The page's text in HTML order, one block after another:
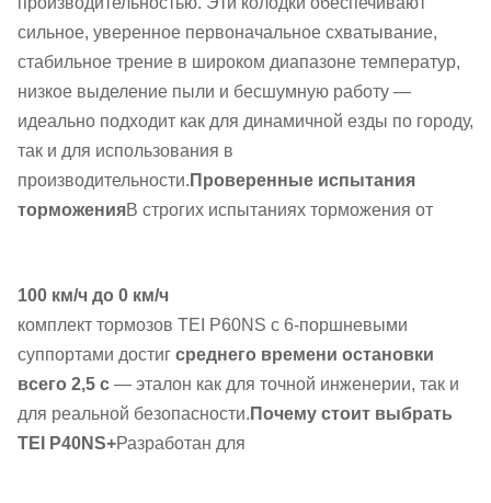
сильное, уверенное первоначальное схватывание,
стабильное трение в широком диапазоне температур,
низкое выделение пыли и бесшумную работу —
идеально подходит как для динамичной езды по городу,
так и для использования в
производительности. Проверенные испытания
торможенияВ строгих испытаниях торможения от
100 км/ч до 0 км/ч
комплект тормозов TEI P60NS с 6-поршневыми
суппортами достиг среднего времени остановки
всего 2,5 с — эталон как для точной инженерии, так и
для реальной безопасности. Почему стоит выбрать
TEI P40NS+Разработан для